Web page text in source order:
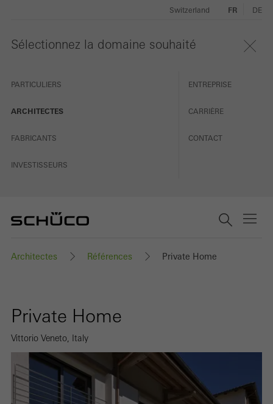
Sélectionnez la domaine souhaité
PARTICULIERS
ARCHITECTES
FABRICANTS
INVESTISSEURS
ENTREPRISE
CARRIÈRE
CONTACT
Switzerland FR DE
Architectes Références Private Home
Private Home
Vittorio Veneto, Italy